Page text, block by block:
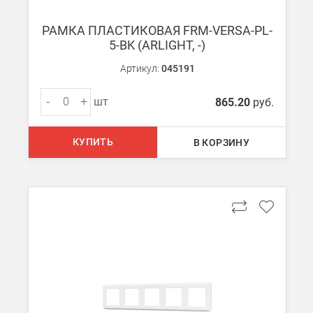
Мы можем доставить ваши заказы сервисом компании
Транспортные компании
Мы можем отправить ваш заказ транспортной компанией в
Доставка до ТК от 7000 руб. БЕСПЛАТНО.
РАМКА ПЛАСТИКОВАЯ FRM-VERSA-PL-
5-BK (ARLIGHT, -)
Артикул: 045191
- + шт 865.20 руб.
КУПИТЬ В КОРЗИНУ